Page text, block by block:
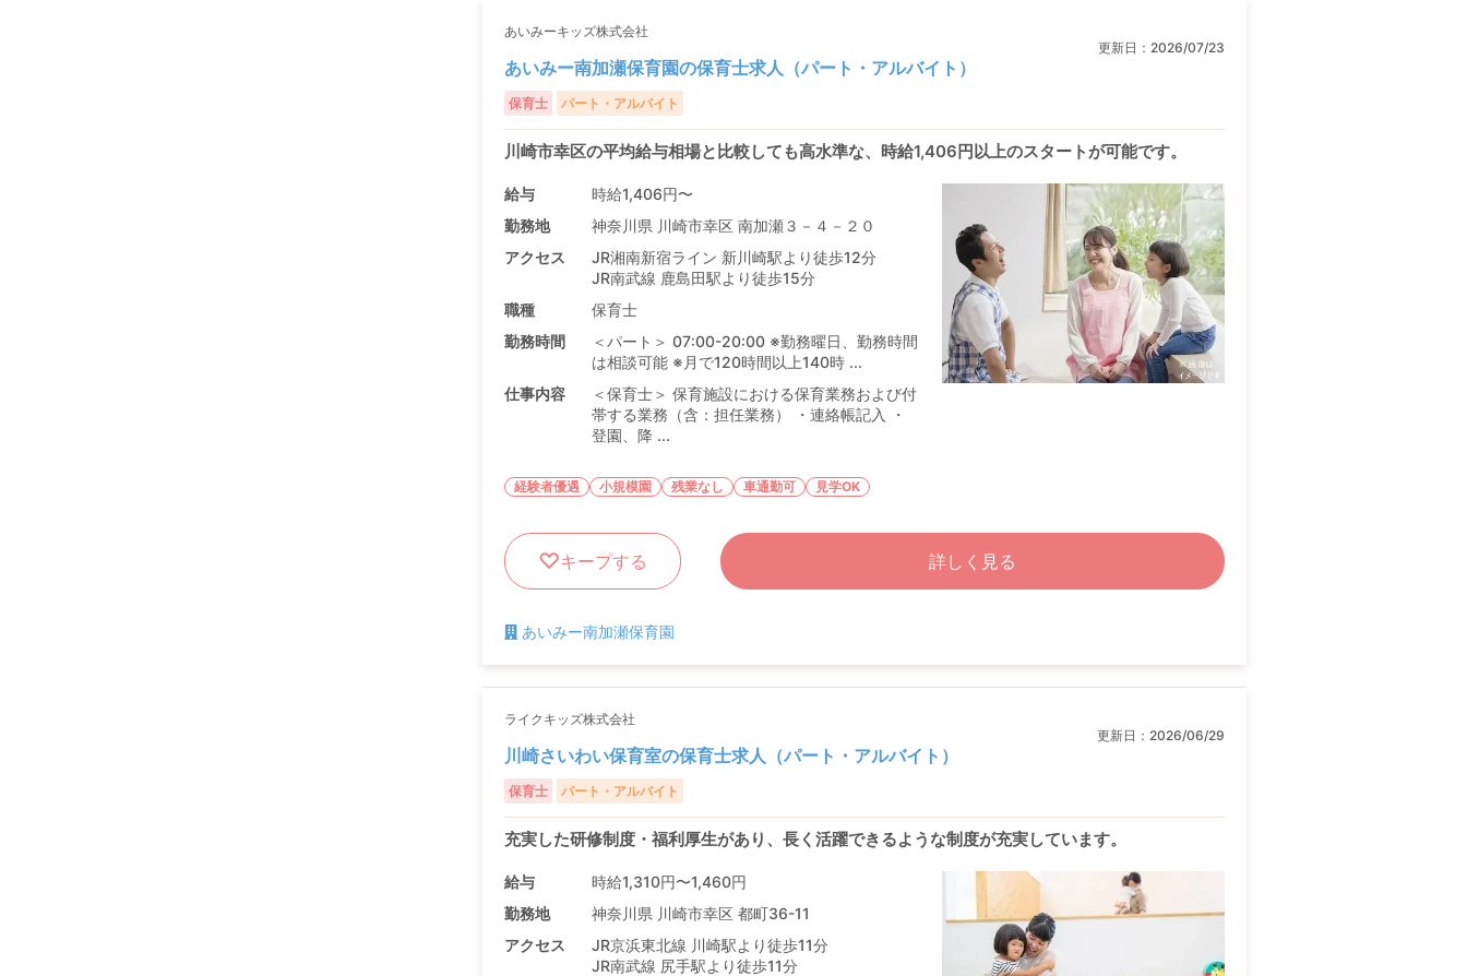
あいみーキッズ株式会社
更新日： 2026/07/23
あいみー南加瀬保育園の保育士求人（パート・アルバイト）
保育士 パート・アルバイト
川崎市幸区の平均給与相場と比較しても高水準な、時給1,406円以上のスタートが可能です。
給与
時給1,406円〜
勤務地
神奈川県 川崎市幸区 南加瀬３－４－２０
アクセス
JR湘南新宿ライン 新川崎駅より徒歩12分
JR南武線 鹿島田駅より徒歩15分
職種
保育士
勤務時間
＜パート＞ 07:00-20:00 ※勤務曜日、勤務時間
は相談可能 ※月で120時間以上140時 ...
仕事内容
＜保育士＞ 保育施設における保育業務および付
帯する業務（含：担任業務） ・連絡帳記入 ・
登園、降 ...
経験者優遇 小規模園 残業なし 車通勤可 見学OK
キープする 詳しく見る
あいみー南加瀬保育園
ライクキッズ株式会社
更新日： 2026/06/29
川崎さいわい保育室の保育士求人（パート・アルバイト）
保育士 パート・アルバイト
充実した研修制度・福利厚生があり、長く活躍できるような制度が充実しています。
給与
時給1,310円〜1,460円
勤務地
神奈川県 川崎市幸区 都町36-11
アクセス
JR京浜東北線 川崎駅より徒歩11分
JR南武線 尻手駅より徒歩11分